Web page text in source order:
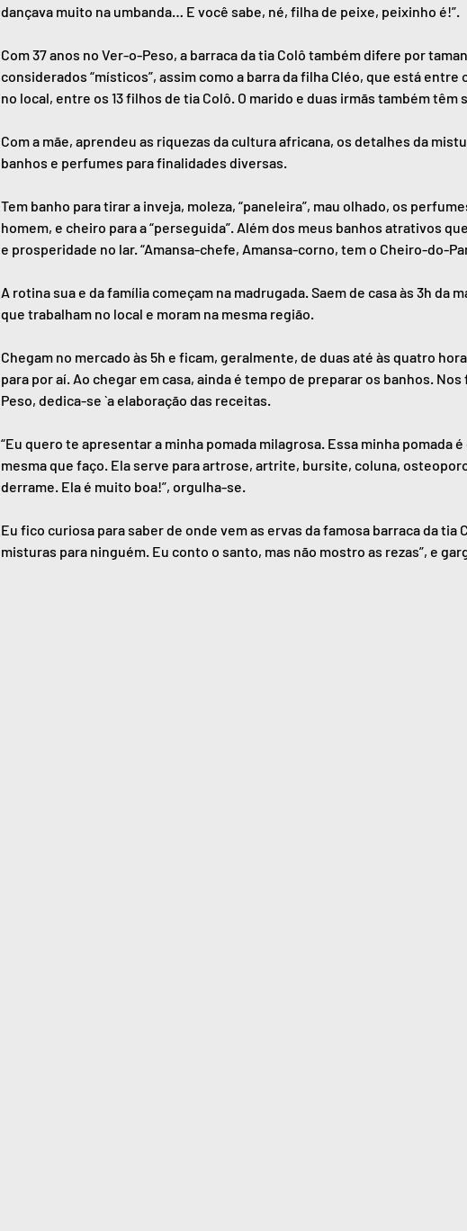
dançava muito na umbanda… E você sabe, né, filha de peixe, peixinho é!”.
Com 37 anos no Ver-o-Peso, a barraca da tia Colô também difere por
considerados “místicos”, assim como a barra da filha Cléo, que está
no local, entre os 13 filhos de tia Colô. O marido e duas irmãs também têm
Com a mãe, aprendeu as riquezas da cultura africana, os detalhes da
banhos e perfumes para finalidades diversas.
Tem banho para tirar a inveja, moleza, “paneleira”, mau olhado, os
homem, e cheiro para a “perseguida”. Além dos meus banhos atrativos
e prosperidade no lar. “Amansa-chefe, Amansa-corno, tem o Cheiro-do-
A rotina sua e da família começam na madrugada. Saem de casa às 3h da
que trabalham no local e moram na mesma região.
Chegam no mercado às 5h e ficam, geralmente, de duas até às quatro
para por aí. Ao chegar em casa, ainda é tempo de preparar os banhos.
Peso, dedica-se `a elaboração das receitas.
“Eu quero te apresentar a minha pomada milagrosa. Essa minha pomada
mesma que faço. Ela serve para artrose, artrite, bursite, coluna,
derrame. Ela é muito boa!”, orgulha-se.
Eu fico curiosa para saber de onde vem as ervas da famosa barraca da tia
misturas para ninguém. Eu conto o santo, mas não mostro as rezas”, e